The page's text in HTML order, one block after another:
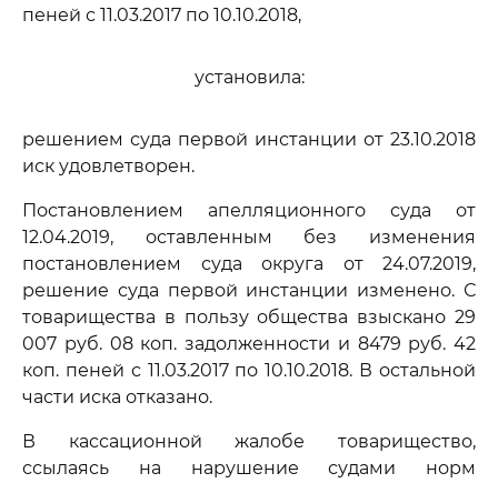
пеней с 11.03.2017 по 10.10.2018,
установила:
решением суда первой инстанции от 23.10.2018
иск удовлетворен.
Постановлением апелляционного суда от
12.04.2019, оставленным без изменения
постановлением суда округа от 24.07.2019,
решение суда первой инстанции изменено. С
товарищества в пользу общества взыскано 29
007 руб. 08 коп. задолженности и 8479 руб. 42
коп. пеней с 11.03.2017 по 10.10.2018. В остальной
части иска отказано.
В кассационной жалобе товарищество,
ссылаясь на нарушение судами норм